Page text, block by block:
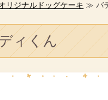
リジナルドッグケーキ ≫ バ
ィくん